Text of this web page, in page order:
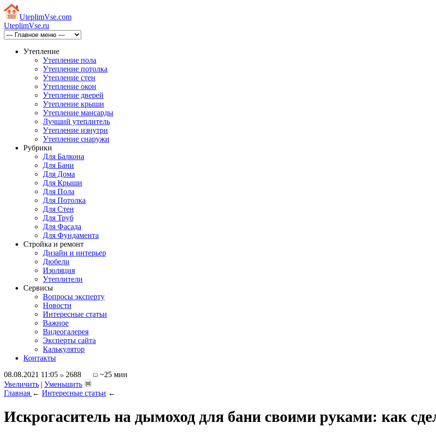
UteplimVse.com
UteplimVse.ru
Утепление
Утепление пола
Утепление потолка
Утепление стен
Утепление окон
Утепление дверей
Утепление крыши
Утепление мансарды
Лучший утеплитель
Утепление изнутри
Утепление снаружи
Рубрики
Для Балкона
Для Бани
Для Дома
Для Крыши
Для Пола
Для Потолка
Для Стен
Для Труб
Для Фасада
Для Фундамента
Стройка и ремонт
Дизайн и интерьер
Дюбели
Изоляция
Утеплители
Сервисы
Вопросы эксперту
Новости
Интересные статьи
Важное
Видеогалерея
Эксперты сайта
Калькулятор
Контакты
08.08.2021 11:05
2688
~25 мин
Увеличить | Уменьшить
Главная ← Интересные статьи ←
Искрогаситель на дымоход для бани своими руками: как